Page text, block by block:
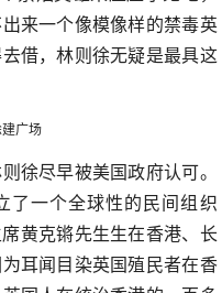
来一个像模像样的禁毒英
借，林则徐无疑是最具这
徐尽早被美国政府认可。
了一个全球性的民间组织
黄克锵先生生在香港、长
耳闻目染英国殖民者在香